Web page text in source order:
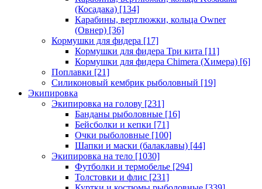
(Косадака) [134]
Карабины, вертлюжки, кольца Owner
(Овнер) [36]
Кормушки для фидера [17]
Кормушки для фидера Три кита [11]
Кормушки для фидера Chimera (Химера) [6]
Поплавки [21]
Силиконовый кембрик рыболовный [19]
Экипировка
Экипировка на голову [231]
Банданы рыболовные [16]
Бейсболки и кепки [71]
Очки рыболовные [100]
Шапки и маски (балаклавы) [44]
Экипировка на тело [1030]
Футболки и термобелье [294]
Толстовки и флис [231]